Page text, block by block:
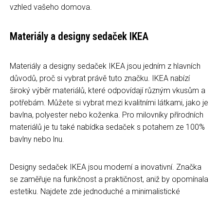
vzhled vašeho domova.
Materiály a designy sedaček IKEA
Materiály a designy sedaček IKEA jsou jedním z hlavních
důvodů, proč si vybrat právě tuto značku. IKEA nabízí
široký výběr materiálů, které odpovídají různým vkusům a
potřebám. Můžete si vybrat mezi kvalitními látkami, jako je
bavlna, polyester nebo koženka. Pro milovníky přírodních
materiálů je tu také nabídka sedaček s potahem ze 100%
bavlny nebo lnu.
Designy sedaček IKEA jsou moderní a inovativní. Značka
se zaměřuje na funkčnost a praktičnost, aniž by opomínala
estetiku. Najdete zde jednoduché a minimalistické